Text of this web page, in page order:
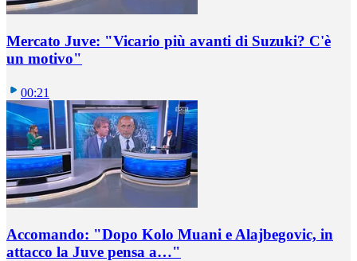
Mercato Juve: "Vicario più avanti di Suzuki? C'è
un motivo"
00:21
Accomando: "Dopo Kolo Muani e Alajbegovic, in
attacco la Juve pensa a…"